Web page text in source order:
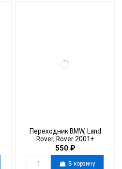
Переходник BMW, Land
Rover, Rover 2001+
550 ₽
В корзину